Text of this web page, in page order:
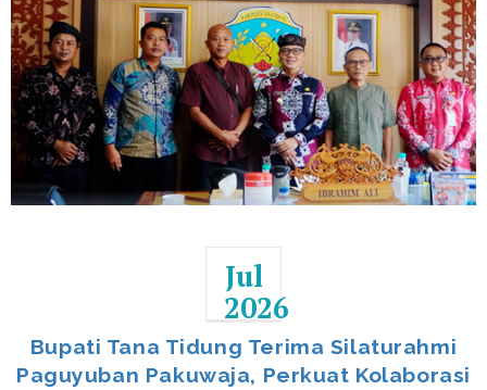
Jul
2026
Bupati Tana Tidung Terima Silaturahmi
Paguyuban Pakuwaja, Perkuat Kolaborasi